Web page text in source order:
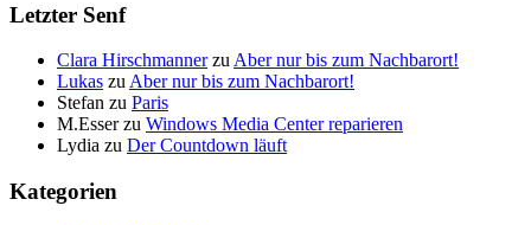
Letzter Senf
Clara HirschmannerzuAber nur bis zum Nachbarort!
Lukas zuAber nur bis zum Nachbarort!
Stefan zu Paris
M.Esserzu Windows Media Center reparieren
Lydia zu Der Countdown läuft
Kategorien